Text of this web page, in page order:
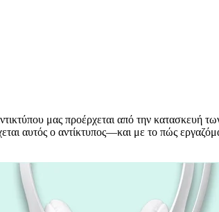
μας προέρχεται από την κατασκευή
αυτός ο αντίκτυπος—και με το πώς